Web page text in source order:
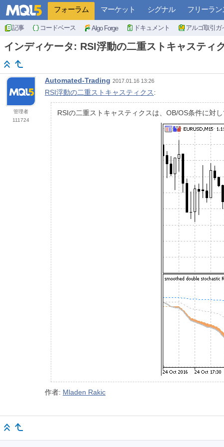
フォーラム マーケット シグナル フリーラン
記事 コードベース Algo Forge ドキュメント アルゴ取引ガ
インディケータ: RSI浮動の二重ストキャスティ
管理者
111724
Automated-Trading 2017.01.16 13:26
RSI浮動の二重ストキャスティクス:
RSIの二重ストキャスティクスは、OB/OS条件に対
作者: Mladen Rakic